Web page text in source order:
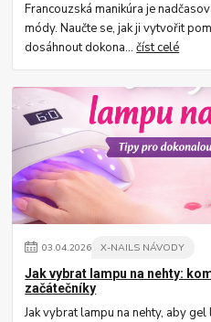
Francouzská manikúra je
módy. Naučte se, jak ji vytvořit
dosáhnout dokona...číst celé
03.04.2026 X-NAILS NÁVODY
Jak vybrat lampu na nehty:
začátečníky
Jak vybrat lampu na nehty, aby